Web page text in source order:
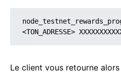
<TON_ADRESSE>
Le client vous retourne